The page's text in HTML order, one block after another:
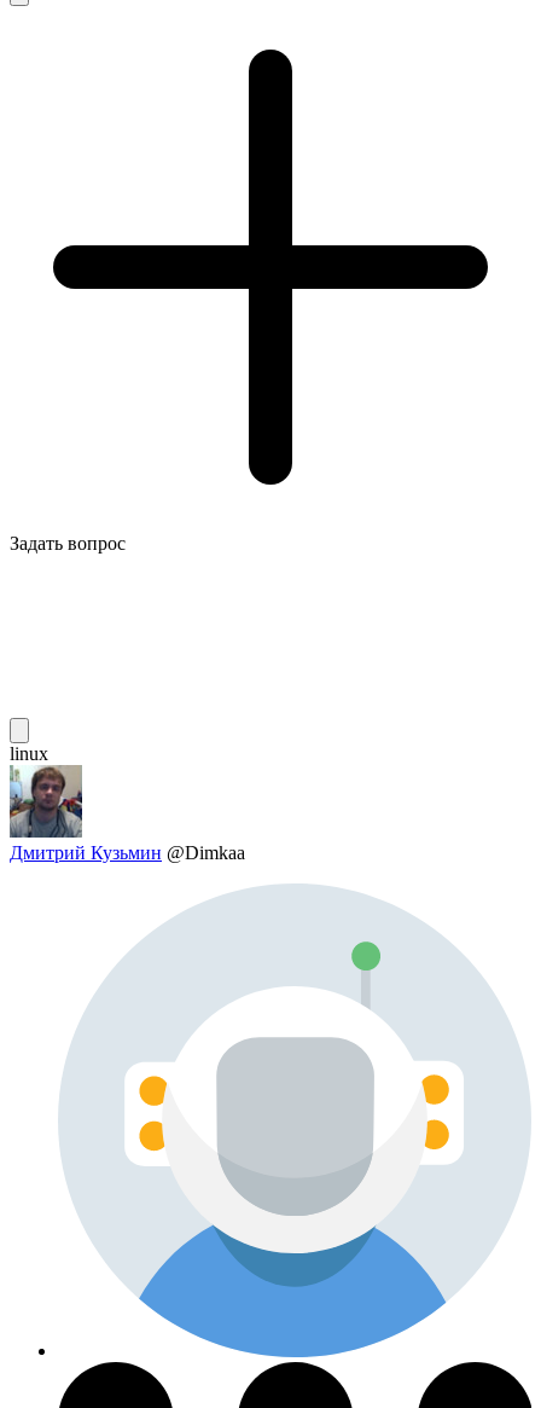
Задать вопрос
linux
Дмитрий Кузьмин @Dimkaa